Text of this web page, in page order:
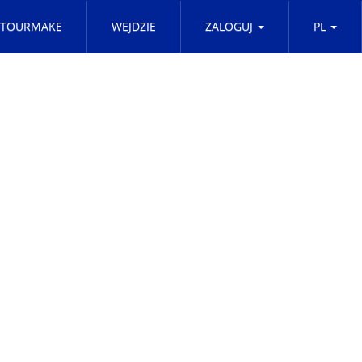
TOURMAKE WEJDZIE ZALOGUJ PL